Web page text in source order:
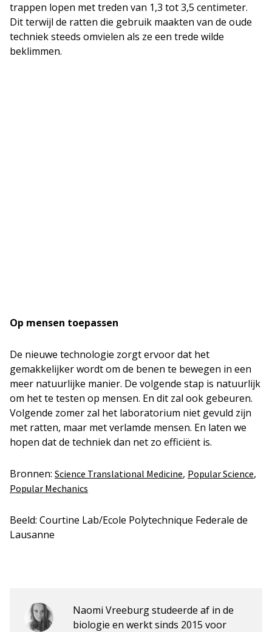
trappen lopen met treden van 1,3 tot 3,5 centimeter.
Dit terwijl de ratten die gebruik maakten van de oude
techniek steeds omvielen als ze een trede wilde
beklimmen.
Op mensen toepassen
De nieuwe technologie zorgt ervoor dat het
gemakkelijker wordt om de benen te bewegen in een
meer natuurlijke manier. De volgende stap is natuurlijk
om het te testen op mensen. En dit zal ook gebeuren.
Volgende zomer zal het laboratorium niet gevuld zijn
met ratten, maar met verlamde mensen. En laten we
hopen dat de techniek dan net zo efficiënt is.
Bronnen: Science Translational Medicine, Popular Science,
Popular Mechanics
Beeld: Courtine Lab/Ecole Polytechnique Federale de
Lausanne
Naomi Vreeburg studeerde af in de
biologie en werkt sinds 2015 voor